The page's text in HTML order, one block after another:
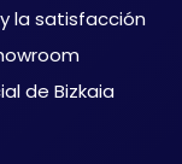
la satisfacción
de Bizkaia